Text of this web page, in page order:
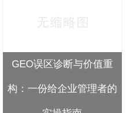
GEO误区诊断与价值重
构：一份给企业管理者的